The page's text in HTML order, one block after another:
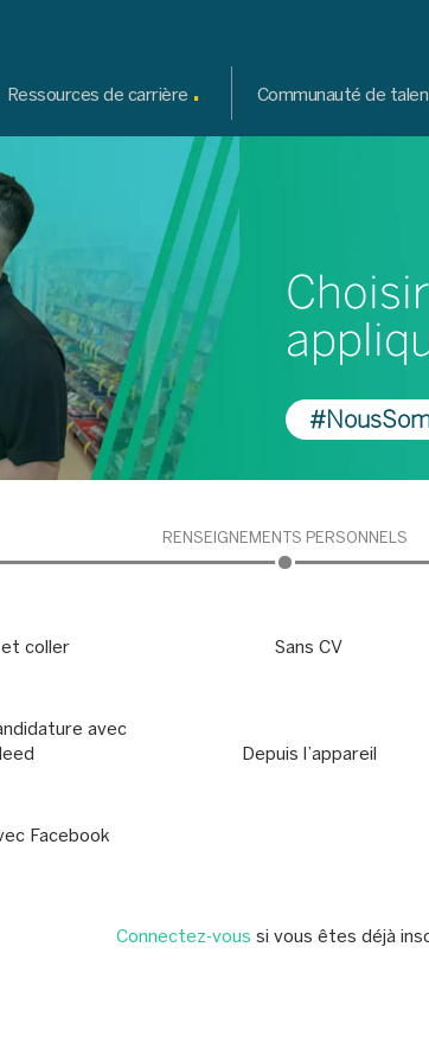
Ressources de carrière . Communauté de
RENSEIGNEMENTS PERSONNELS
coller
Sans CV
avec
Depuis l’appareil
Facebook
Connectez-vous si vous êtes déjà